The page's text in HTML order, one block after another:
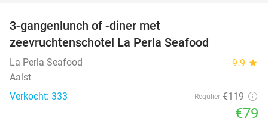
3-gangenlunch of -diner met
zeevruchtenschotel La Perla Seafood
La Perla Seafood 9.9 star
Aalst
Verkocht: 333
Regulier €119
€79